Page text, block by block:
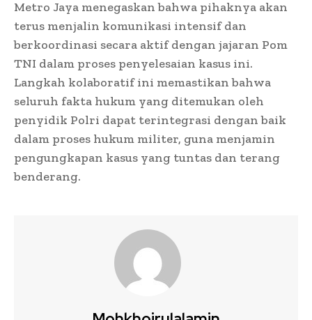
Metro Jaya menegaskan bahwa pihaknya akan
terus menjalin komunikasi intensif dan
berkoordinasi secara aktif dengan jajaran Pom
TNI dalam proses penyelesaian kasus ini.
Langkah kolaboratif ini memastikan bahwa
seluruh fakta hukum yang ditemukan oleh
penyidik Polri dapat terintegrasi dengan baik
dalam proses hukum militer, guna menjamin
pengungkapan kasus yang tuntas dan terang
benderang.